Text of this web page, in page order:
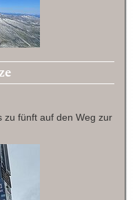
zu fünft auf den Weg zur